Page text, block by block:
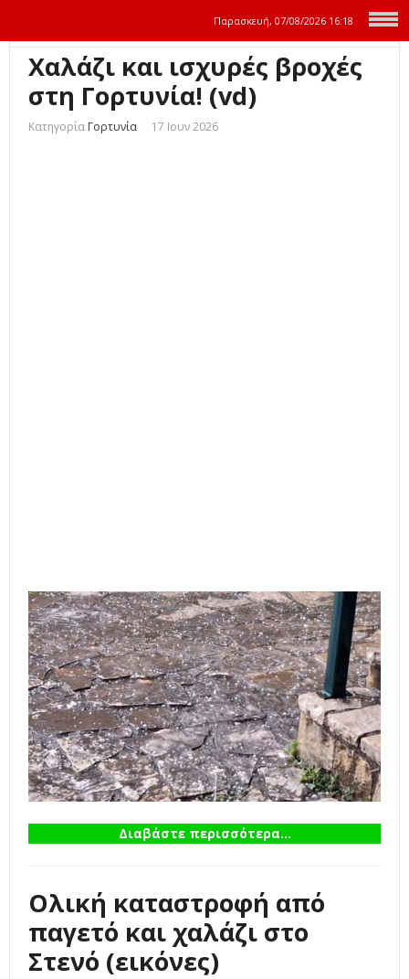
Παρασκευή, 07/08/2026 16:18
Χαλάζι και ισχυρές βροχές
στη Γορτυνία! (vd)
Κατηγορία Γορτυνία 17 Ιουν 2026
Διαβάστε περισσότερα...
Ολική καταστροφή από
παγετό και χαλάζι στο
Στενό (εικόνες)